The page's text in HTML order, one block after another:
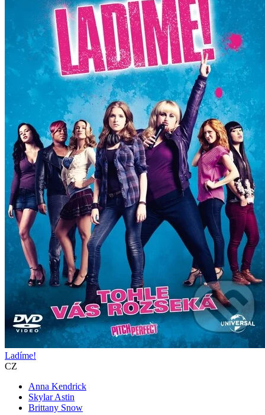
Ladíme!
CZ
Anna Kendrick
Skylar Astin
Brittany Snow